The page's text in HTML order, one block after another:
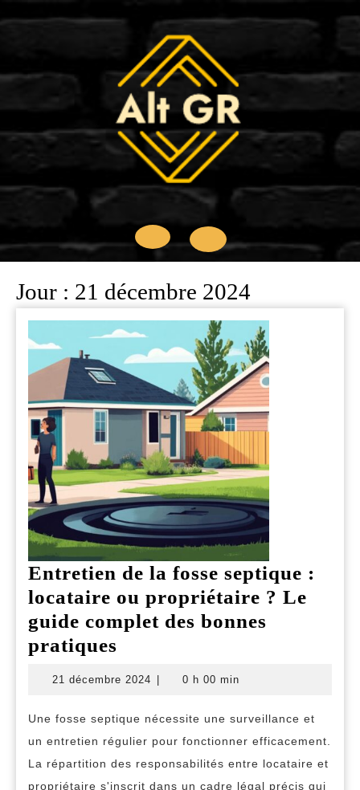
Open
Button
Jour : 21 décembre 2024
Entretien de la fosse septique :
locataire ou propriétaire ? Le
guide complet des bonnes
pratiques
fosse
septique
:
21 décembre 2024 21
0 h 00 min
Une fosse septique nécessite une surveillance et
un entretien régulier pour fonctionner efficacement.
La répartition des responsabilités entre locataire et
propriétaire s'inscrit dans un cadre légal précis qui